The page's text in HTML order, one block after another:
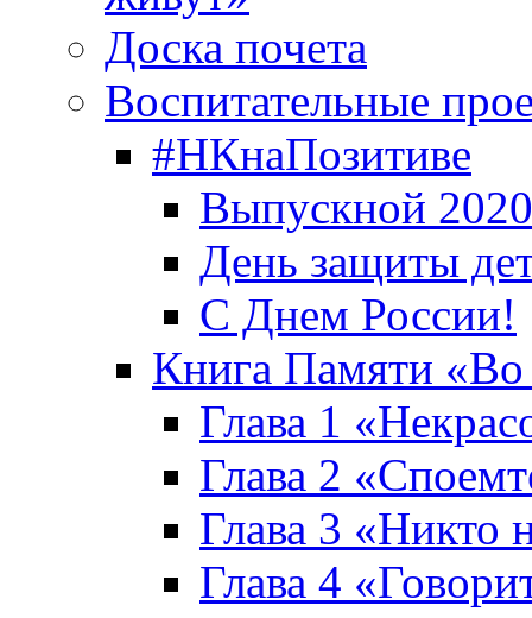
Доска почета
Воспитательные
#НКнаПозитиве
Выпускной
День защиты
С Днем России!
Книга Памяти
Глава 1
Глава 2
Глава 3 «Никто
Глава 4